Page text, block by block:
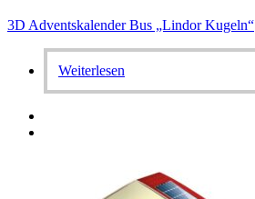
3D Adventskalender Bus „Lindor Kugeln“
Weiterlesen